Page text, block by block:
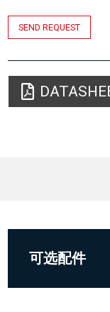
SEND REQUEST
可选配件